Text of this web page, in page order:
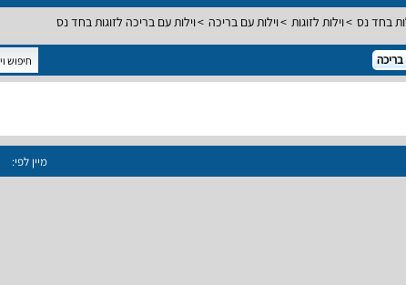
בחד נס וילות לזוגות וילות עם בריכה וילות עם בריכה לזוגות בחד נס
בריכה
מיין לפי: